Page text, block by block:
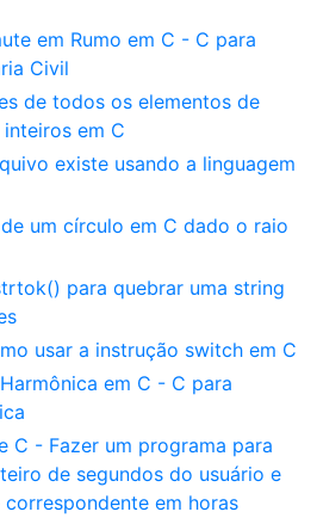
em Rumo em C - C para
Civil
de todos os elementos de
em C
existe usando a linguagem
um círculo em C dado o raio
para quebrar uma string
usar a instrução switch em C
em C - C para
C - Fazer um programa para
de segundos do usuário e
em horas